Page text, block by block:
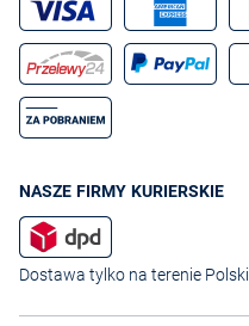
NASZE FIRMY KURIERSKIE
Dostawa tylko na terenie Polski